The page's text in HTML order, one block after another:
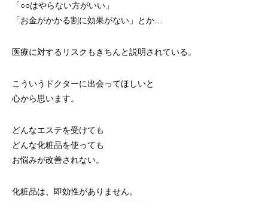
「○○はやらない方がいい」
「お金がかかる割に効果がない」とか…
医療に対するリスクもきちんと説明されている。
こういうドクターに出会ってほしいと
心から思います。
どんなエステを受けても
どんな化粧品を使っても
お悩みが改善されない。
化粧品は、即効性がありません。